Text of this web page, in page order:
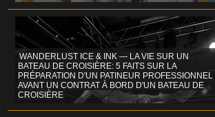
WANDERLUST ICE & INK — LA VIE SUR UN
BATEAU DE CROISIÈRE: 5 FAITS SUR LA
PRÉPARATION D'UN PATINEUR PROFESSIONNEL
AVANT UN CONTRAT À BORD D'UN BATEAU DE
CROISIÈRE